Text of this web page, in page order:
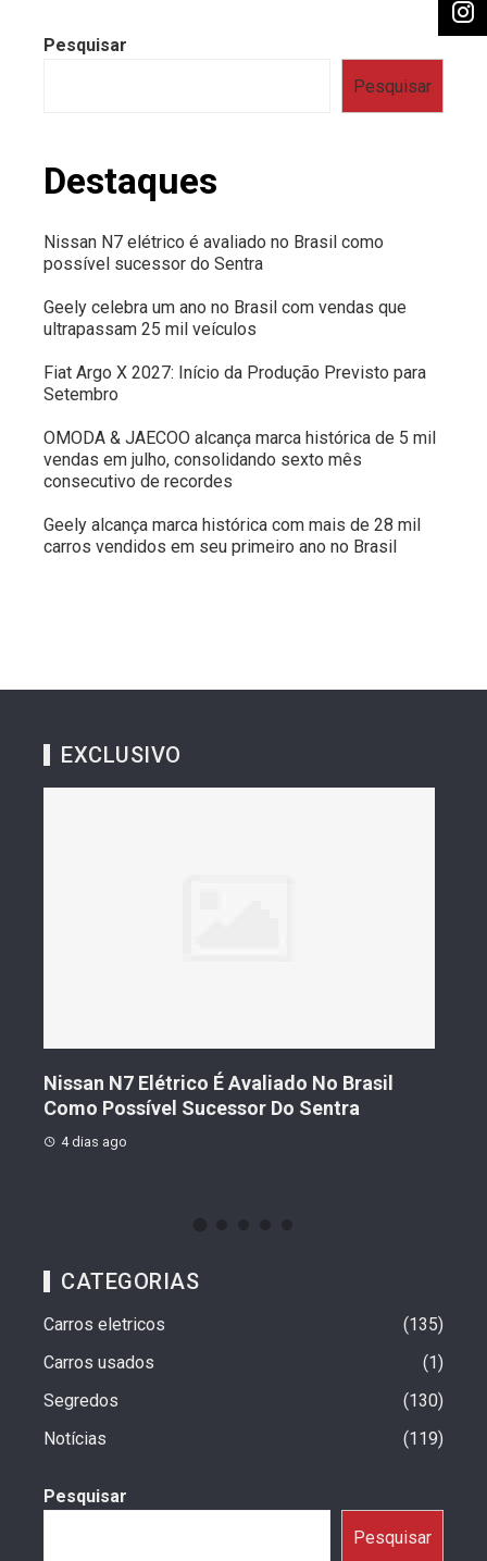
Pesquisar
Pesquisar
Destaques
Nissan N7 elétrico é avaliado no Brasil como
possível sucessor do Sentra
Geely celebra um ano no Brasil com vendas que
ultrapassam 25 mil veículos
Fiat Argo X 2027: Início da Produção Previsto para
Setembro
OMODA & JAECOO alcança marca histórica de 5 mil
vendas em julho, consolidando sexto mês
consecutivo de recordes
Geely alcança marca histórica com mais de 28 mil
carros vendidos em seu primeiro ano no Brasil
EXCLUSIVO
Nissan N7 Elétrico É Avaliado No Brasil
Como Possível Sucessor Do Sentra
4 dias ago
CATEGORIAS
Carros eletricos
135
Carros usados
1
Segredos
130
Notícias
119
Pesquisar
Pesquisar